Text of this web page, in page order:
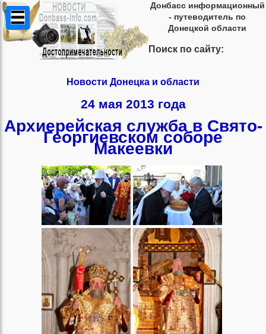
Донбасс информационный
- путеводитель по
Донецкой области
Поиск по сайту:
Новости Донецка и области
24 мая 2013 года
Архиерейская служба в Свято-
Георгиевском соборе
Макеевки